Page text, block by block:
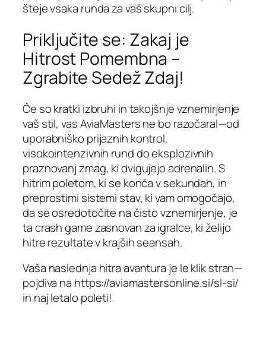
šteje vsaka runda za vaš skupni cilj.
Priključite se: Zakaj je
Hitrost Pomembna –
Zgrabite Sedež Zdaj!
Če so kratki izbruhi in takojšnje vznemirjenje
vaš stil, vas AviaMasters ne bo razočaral—od
uporabniško prijaznih kontrol,
visokointenzivnih rund do eksplozivnih
praznovanj zmag, ki dvigujejo adrenalin. S
hitrim poletom, ki se konča v sekundah, in
preprostimi sistemi stav, ki vam omogočajo,
da se osredotočite na čisto vznemirjenje, je
ta crash game zasnovan za igralce, ki želijo
hitre rezultate v krajših seansah.
Vaša naslednja hitra avantura je le klik stran—
pojdiva na https://aviamastersonline.si/sl-si/
in naj letalo poleti!